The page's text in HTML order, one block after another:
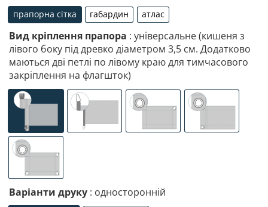
прапорна сітка
прапорна сітка
габардин
габардин
атлас
атлас
Вид кріплення прапора : універсальне (кишеня з
лівого боку під древко діаметром 3,5 см. Додатково
маються дві петлі по лівому краю для тимчасового
закріплення на флагшток)
Варіанти друку : односторонній